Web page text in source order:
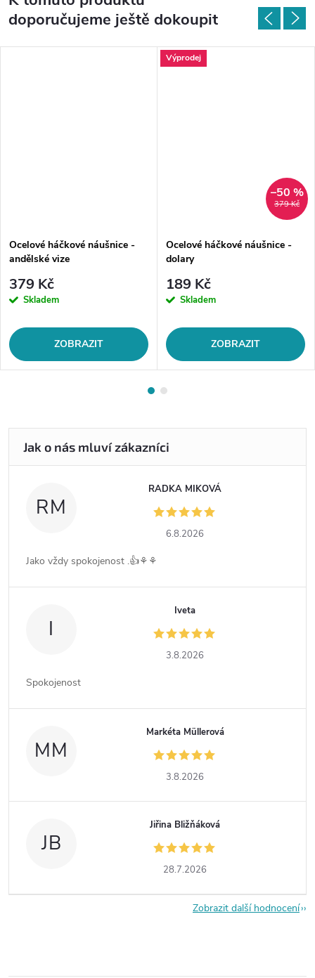
doporučujeme ještě dokoupit
Ocelové háčkové náušnice -
andělské vize
379 Kč
Skladem
ZOBRAZIT
Výprodej
379 Kč
–50 %
Ocelové háčkové náušnice -
dolary
189 Kč
Skladem
ZOBRAZIT
RM
RADKA MIKOVÁ
6.8.2026
Jako vždy spokojenost .👍⚘️⚘️
I
Iveta
3.8.2026
Spokojenost
MM
Markéta Müllerová
3.8.2026
JB
Jiřina Bližňáková
28.7.2026
Zobrazit další hodnocení